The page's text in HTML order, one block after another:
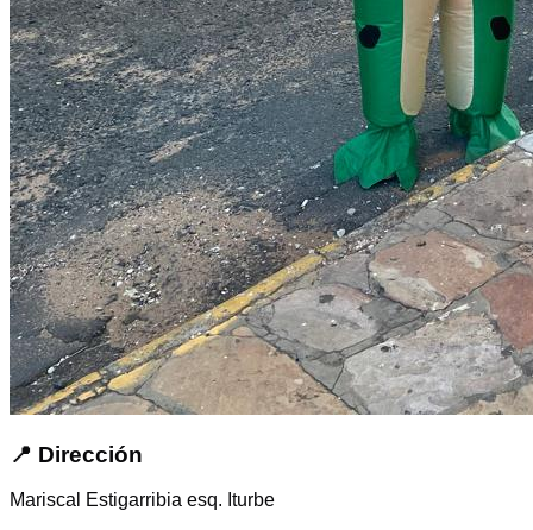
📍 Dirección
Mariscal Estigarribia esq. Iturbe